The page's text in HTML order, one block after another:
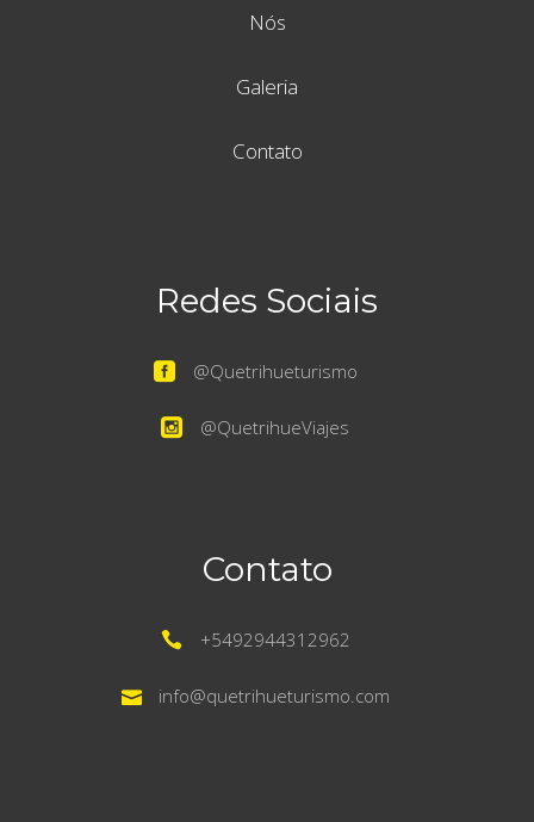
Nós
Galeria
Contato
Redes Sociais
@Quetrihueturismo
@QuetrihueViajes
Contato
+5492944312962
info@quetrihueturismo.com